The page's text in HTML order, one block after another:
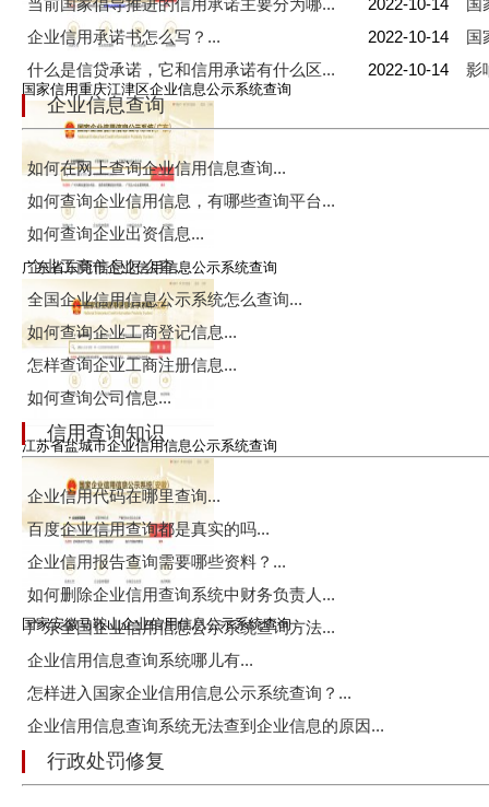
国家信用重庆江津区企业信息公示系统查询
广东省东莞市企业信用信息公示系统查询
江苏省盐城市企业信用信息公示系统查询
国家安徽马鞍山企业信用信息公示系统查询
当前国家倡导推进的信用承诺主要分为哪...
2022-10-14
企业信用承诺书怎么写？...
2022-10-14
什么是信贷承诺，它和信用承诺有什么区...
2022-10-14
国
国
影
企业信息查询
如何在网上查询企业信用信息查询...
如何查询企业信用信息，有哪些查询平台...
如何查询企业出资信息...
企业工商信息怎么查...
全国企业信用信息公示系统怎么查询...
如何查询企业工商登记信息...
怎样查询企业工商注册信息...
如何查询公司信息...
信用查询知识
企业信用代码在哪里查询...
百度企业信用查询都是真实的吗...
企业信用报告查询需要哪些资料？...
如何删除企业信用查询系统中财务负责人...
广东全国企业信用信息公示系统查询方法...
企业信用信息查询系统哪儿有...
怎样进入国家企业信用信息公示系统查询？...
企业信用信息查询系统无法查到企业信息的原因...
行政处罚修复